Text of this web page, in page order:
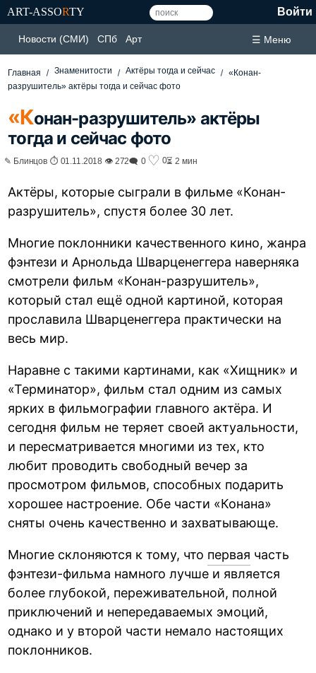
ART-ASSORTY Войти
Новости (СМИ) СПб Арт ☰ Меню
Главная Знаменитости Актёры тогда и сейчас
«Конан-
разрушитель» актёры тогда и сейчас фото
«Конан-разрушитель» актёры
тогда и сейчас фото
✎ Блинцов ⏱ 01.11.2018 👁 272🗨 0 ♡ 0⏳ 2 мин
Актёры, которые сыграли в фильме «Конан-
разрушитель», спустя более 30 лет.
Многие поклонники качественного кино, жанра
фэнтези и Арнольда Шварценеггера наверняка
смотрели фильм «Конан-разрушитель»,
который стал ещё одной картиной, которая
прославила Шварценеггера практически на
весь мир.
Наравне с такими картинами, как «Хищник» и
«Терминатор», фильм стал одним из самых
ярких в фильмографии главного актёра. И
сегодня фильм не теряет своей актуальности,
и пересматривается многими из тех, кто
любит проводить свободный вечер за
просмотром фильмов, способных подарить
хорошее настроение. Обе части «Конана»
сняты очень качественно и захватывающе.
Многие склоняются к тому, что первая часть
фэнтези-фильма намного лучше и является
более глубокой, переживательной, полной
приключений и непередаваемых эмоций,
однако и у второй части немало настоящих
поклонников.